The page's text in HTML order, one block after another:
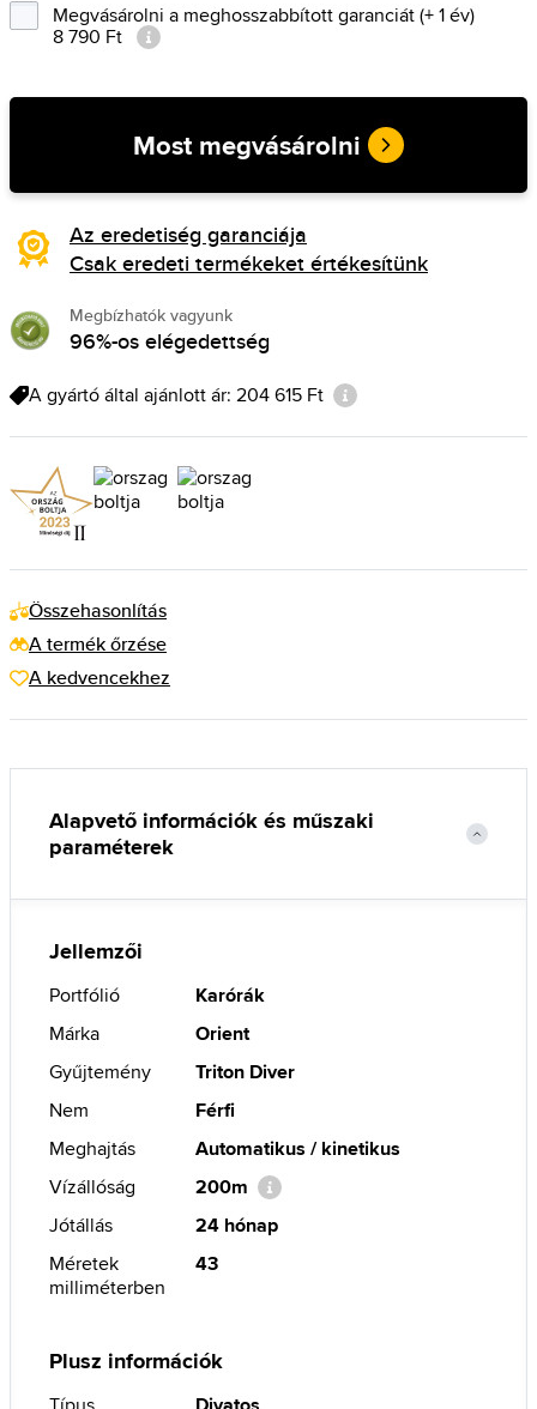
Megvásárolni a meghosszabbított garanciát (+ 1 év)
8 790 Ft
Most megvásárolni
Az eredetiség garanciája
Csak eredeti termékeket értékesítünk
Megbízhatók vagyunk
96%-os elégedettség
A gyártó által ajánlott ár: 204 615 Ft
Összehasonlítás
A termék őrzése
A kedvencekhez
Alapvető információk és műszaki
paraméterek
Jellemzői
Portfólió
Karórák
Márka
Orient
Gyűjtemény
Triton Diver
Nem
Férfi
Meghajtás
Automatikus / kinetikus
Vízállóság
200m
Jótállás
24 hónap
Méretek
milliméterben
43
Plusz információk